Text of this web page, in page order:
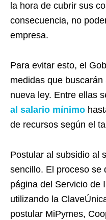
la hora de cubrir sus
consecuencia, no
empresa.
Para evitar esto, el
medidas que
nueva ley. Entre ellas
al salario mínimo
de recursos según el
Postular al subsidio al
sencillo. El proceso se
página del Servicio de
utilizando la
postular MiPymes,